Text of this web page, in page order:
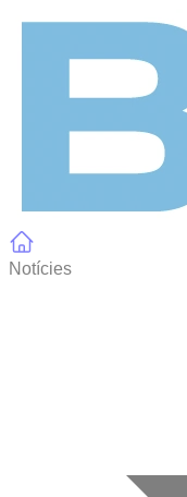
Notícies